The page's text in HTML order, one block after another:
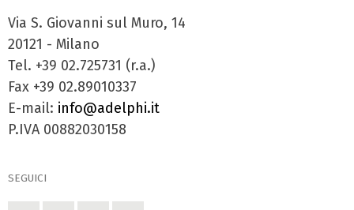
Via S. Giovanni sul Muro, 14
20121 - Milano
Tel. +39 02.725731 (r.a.)
Fax +39 02.89010337
E-mail: info@adelphi.it
P.IVA 00882030158
SEGUICI